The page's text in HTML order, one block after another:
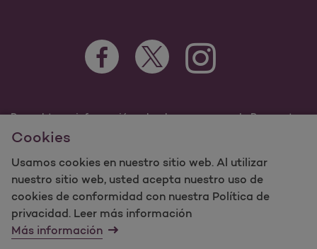
Cookies
Usamos cookies en nuestro sitio web. Al utilizar
nuestro sitio web, usted acepta nuestro uso de
cookies de conformidad con nuestra Política de
privacidad. Leer más información
Más información
Para obtener información sobre los programas de Passport
by Molina Healthcare Medicaid y Medicare, visite
PassportHealthPlan.com.
©2023 Passport by Molina Healthcare, Inc. Todos los
derechos reservados.
Molina -Términos de uso y
mapa del sitio sobre privacidad del sitio web